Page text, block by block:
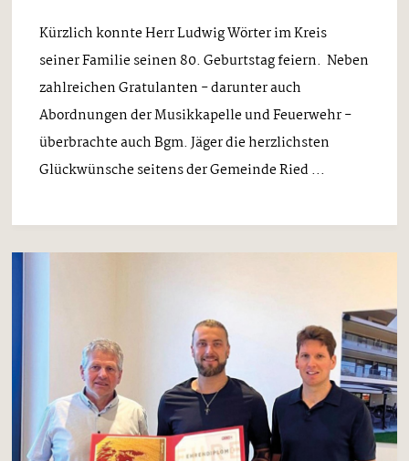
Kürzlich konnte Herr Ludwig Wörter im Kreis
seiner Familie seinen 80. Geburtstag feiern. Neben
zahlreichen Gratulanten - darunter auch
Abordnungen der Musikkapelle und Feuerwehr -
überbrachte auch Bgm. Jäger die herzlichsten
Glückwünsche seitens der Gemeinde Ried ...